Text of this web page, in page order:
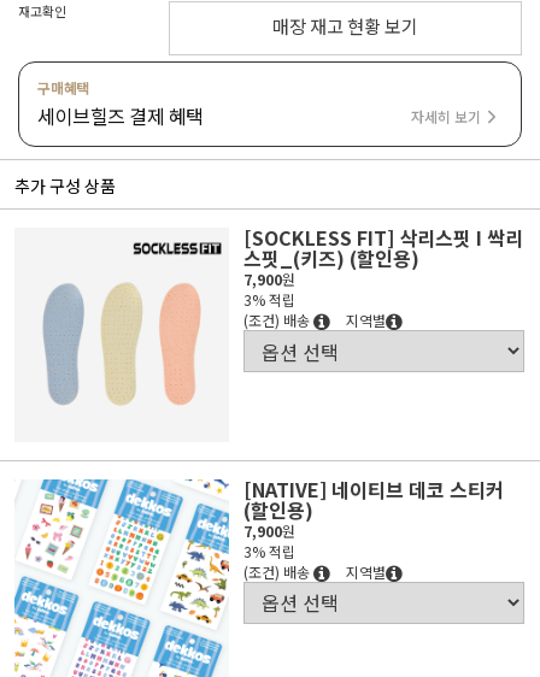
재고확인
매장 재고 현황 보기
구매혜택
세이브힐즈 결제 혜택 자세히 보기
추가 구성 상품
[SOCKLESS FIT] 삭리스핏 I 싹리
스핏_(키즈) (할인용)
7,900원
3% 적립
(조건) 배송
지역별
[NATIVE] 네이티브 데코 스티커
(할인용)
7,900원
3% 적립
(조건) 배송
지역별